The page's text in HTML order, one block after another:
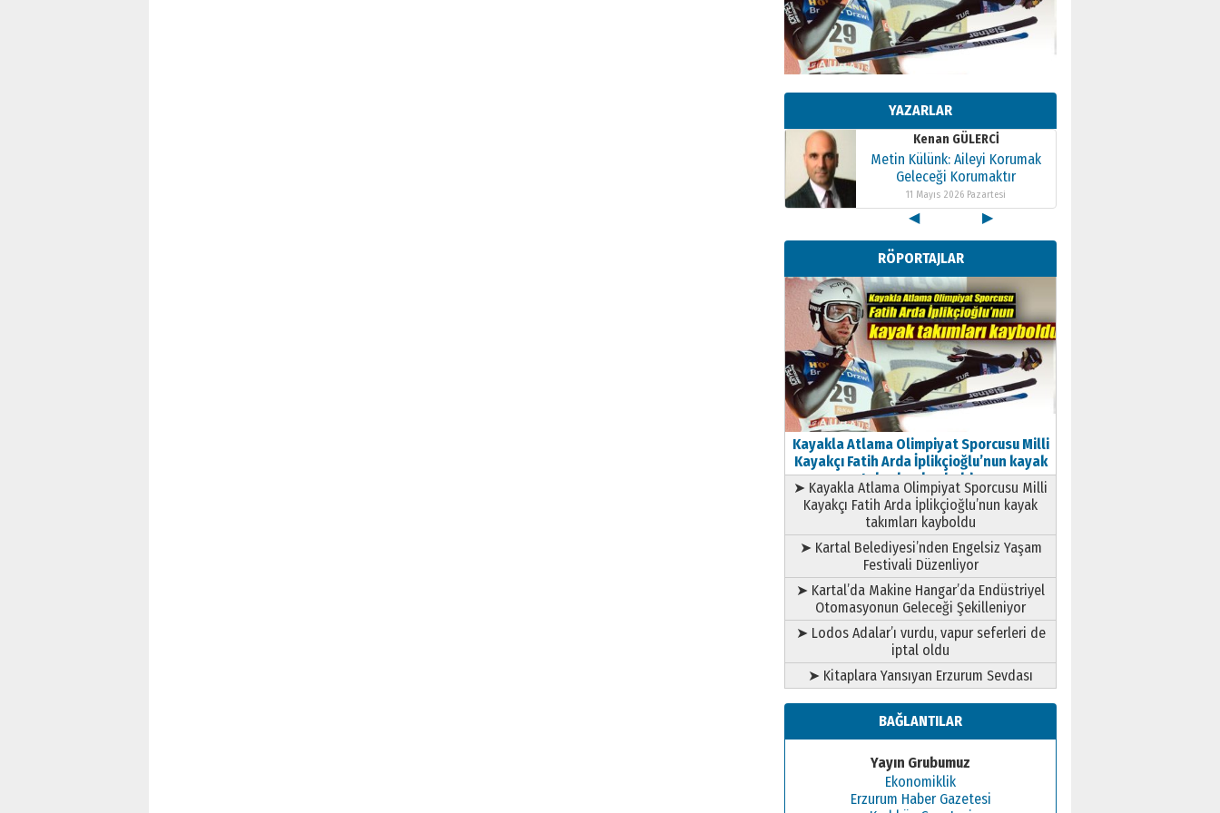
YAZARLAR
Kenan GÜLERCİ
Metin Külünk: Aileyi Korumak
Geleceği Korumaktır
11 Mayıs 2026 Pazartesi
Kenan GÜLERCİ
Metin Külünk: Aileyi Korumak
Geleceği Korumaktır
11 Mayıs 2026 Pazartesi
Kenan GÜLERCİ
Metin Külünk: Aileyi Korumak
Geleceği Korumaktır
11 Mayıs 2026 Pazartesi
◀ ▶
RÖPORTAJLAR
Kayakla Atlama Olimpiyat Sporcusu Milli
Kayakçı Fatih Arda İplikçioğlu’nun kayak
takımları kayboldu
➤ Kayakla Atlama Olimpiyat Sporcusu Milli
Kayakçı Fatih Arda İplikçioğlu’nun kayak
takımları kayboldu
➤ Kartal Belediyesi’nden Engelsiz Yaşam
Festivali Düzenliyor
➤ Kartal’da Makine Hangar’da Endüstriyel
Otomasyonun Geleceği Şekilleniyor
➤ Lodos Adalar’ı vurdu, vapur seferleri de
iptal oldu
➤ Kitaplara Yansıyan Erzurum Sevdası
BAĞLANTILAR
Yayın Grubumuz
Ekonomiklik
Erzurum Haber Gazetesi